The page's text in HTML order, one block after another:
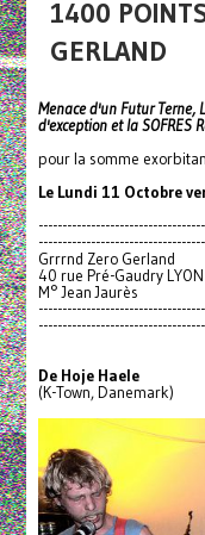
1400
GERLAND
Menace d'un Futur Terne,
d'exception et la SOFRES
pour la somme
Le Lundi 11 Octobre
------------------------------
------------------------------
Grrrnd Zero Gerland
40 rue Pré-Gaudry
M° Jean Jaurès
------------------------------
------------------------------
De Hoje Haele
(K-Town, Danemark)